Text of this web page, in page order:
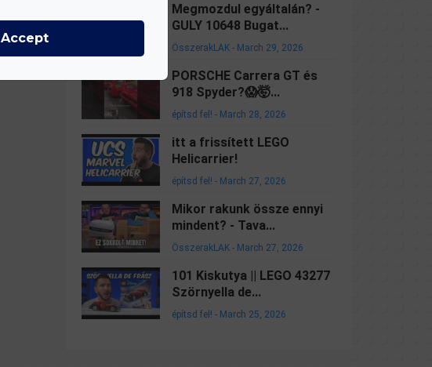
Megmozdul egyáltalán? -
GULY 10648 Bugat...
ÖsszerakLAK - March 29, 2026
PORSCHE Carrera GT és
918 Spyder?😱🤯...
építsd fel! - March 28, 2026
itt a frissített LEGO
Helicarrier!
építsd fel! - March 27, 2026
Mikor rakunk össze ennyi
mindent? - Tava...
ÖsszerakLAK - March 27, 2026
101 Kiskutya || LEGO 43277
Szörnyella de...
építsd fel! - March 25, 2026
Accept